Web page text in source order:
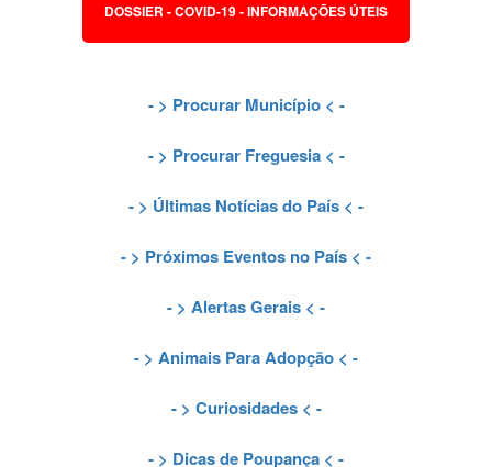
DOSSIER - COVID-19 - INFORMAÇÕES ÚTEIS
- > Procurar Município< -
- > Procurar Freguesia< -
- > Últimas Notícias do País < -
- > Próximos Eventos no País < -
- > Alertas Gerais < -
- > Animais Para Adopção < -
- > Curiosidades< -
- > Dicas de Poupança < -